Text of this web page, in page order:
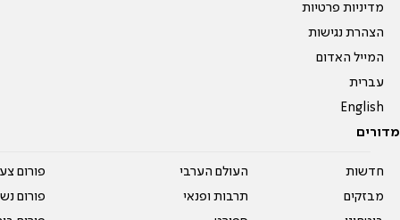
מדיניות פרטיות
הצהרת נגישות
המייל האדום
עברית
English
מדורים
חדשות
מבזקים
העולם הערבי
תרבות ופנאי
פורום
פורום